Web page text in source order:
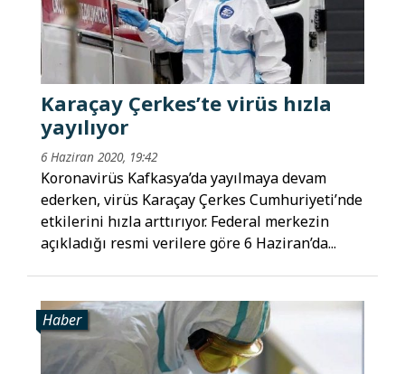
Karaçay Çerkes’te virüs hızla
yayılıyor
6 Haziran 2020, 19:42
Koronavirüs Kafkasya’da yayılmaya devam
ederken, virüs Karaçay Çerkes Cumhuriyeti’nde
etkilerini hızla arttırıyor. Federal merkezin
açıkladığı resmi verilere göre 6 Haziran’da...
Haber